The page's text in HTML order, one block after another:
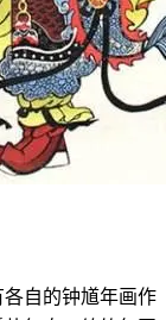
自的钟馗年画作